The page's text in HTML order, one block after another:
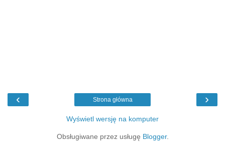
‹ ›
Strona główna
Wyświetl wersję na komputer
Obsługiwane przez usługę Blogger.